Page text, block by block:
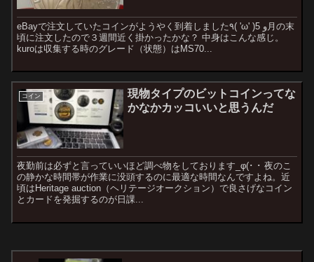
eBayで注文していたコインがようやく到着しました٩( 'ω' )و 5月の末
頃に注文したので３週間近く掛かったかな？ 中身はこんな感じ。
kuroは収集する時のグレード（状態）はMS70...
コイン
現物タイプのビットコインってな
かなかカッコいいと思うんだ
夜勤前は必ずと言っていいほど調べ物をしております_φ(･ ･ 夜のこ
の静かな時間帯が作業に没頭するのに最適な時間なんですよね。近
頃はHeritage auction（ヘリテージオークション）で良さげなコイン
とカードを発掘するのが日課...